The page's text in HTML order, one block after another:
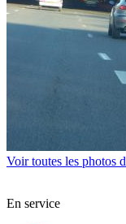
Voir toutes les photos
En service